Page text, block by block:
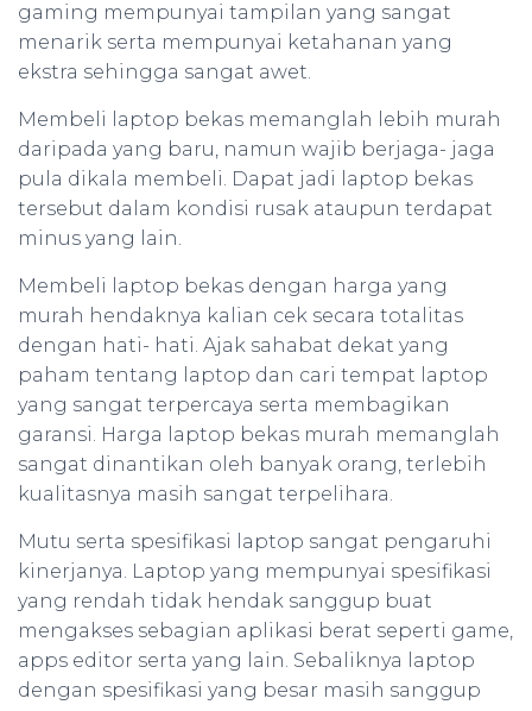
gaming mempunyai tampilan yang sangat
menarik serta mempunyai ketahanan yang
ekstra sehingga sangat awet.
Membeli laptop bekas memanglah lebih murah
daripada yang baru, namun wajib berjaga- jaga
pula dikala membeli. Dapat jadi laptop bekas
tersebut dalam kondisi rusak ataupun terdapat
minus yang lain.
Membeli laptop bekas dengan harga yang
murah hendaknya kalian cek secara totalitas
dengan hati- hati. Ajak sahabat dekat yang
paham tentang laptop dan cari tempat laptop
yang sangat terpercaya serta membagikan
garansi. Harga laptop bekas murah memanglah
sangat dinantikan oleh banyak orang, terlebih
kualitasnya masih sangat terpelihara.
Mutu serta spesifikasi laptop sangat pengaruhi
kinerjanya. Laptop yang mempunyai spesifikasi
yang rendah tidak hendak sanggup buat
mengakses sebagian aplikasi berat seperti game,
apps editor serta yang lain. Sebaliknya laptop
dengan spesifikasi yang besar masih sanggup